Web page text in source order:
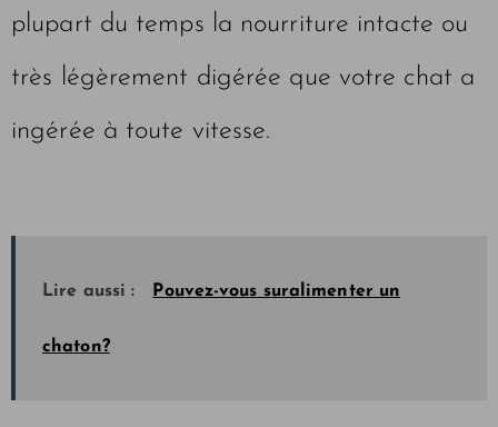
plupart du temps la nourriture intacte ou
très légèrement digérée que votre chat a
ingérée à toute vitesse.
Lire aussi : Pouvez-vous suralimenter un
chaton?